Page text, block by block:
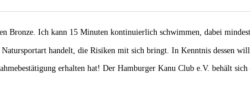
Bronze. Ich kann 15 Minuten kontinuierlich schwimmen, dabei
handelt, die Risiken mit sich bringt. In Kenntnis dessen
erhalten hat! Der Hamburger Kanu Club e.V. behält